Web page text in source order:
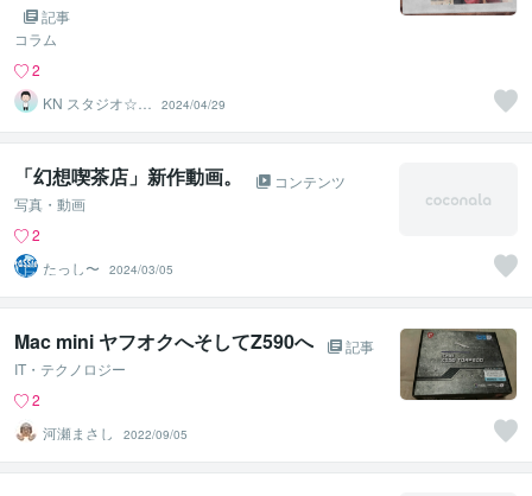
記事
コラム
2
KN スタジオ☆動
画クリエイター
2024/04/29
「幻想喫茶店」新作動画。
コンテンツ
写真・動画
2
たっし〜
2024/03/05
Mac mini ヤフオクへそしてZ590へ
記事
IT・テクノロジー
2
河瀬まさし
2022/09/05